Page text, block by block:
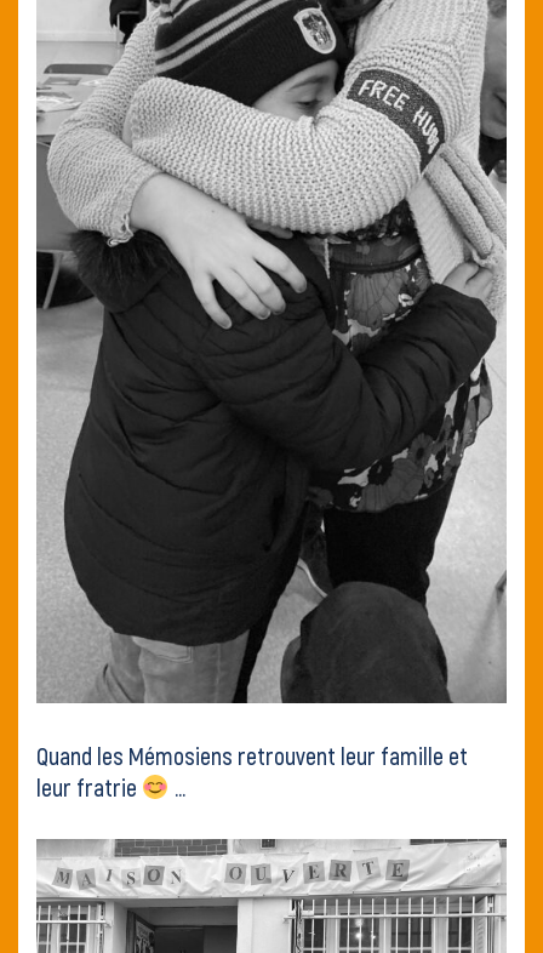
Quand les Mémosiens retrouvent leur famille et
leur fratrie
…